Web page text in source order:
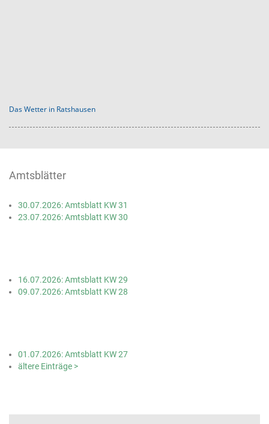
Das Wetter in Ratshausen
Amtsblätter
30.07.2026: Amtsblatt KW 31
23.07.2026: Amtsblatt KW 30
16.07.2026: Amtsblatt KW 29
09.07.2026: Amtsblatt KW 28
01.07.2026: Amtsblatt KW 27
ältere Einträge >